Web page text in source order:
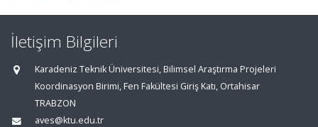
İletişim Bilgileri
Karadeniz Teknik Üniversitesi, Bilimsel Araştırma Projeleri
Koordinasyon Birimi, Fen Fakültesi Giriş Katı, Ortahisar
TRABZON
aves@ktu.edu.tr